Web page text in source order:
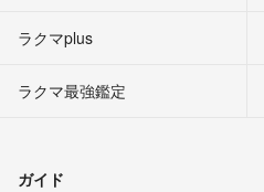
ラクマplus
ラクマ最強鑑定
ガイド